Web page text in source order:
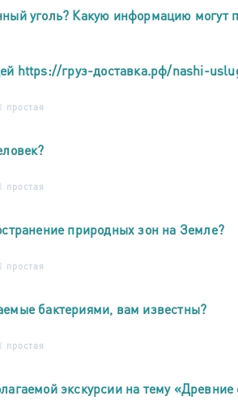
уголь? Какую информацию могут
https://груз-доставка.рф/nashi-
простая
простая
природных зон на Земле?
простая
бактериями, вам известны?
простая
экскурсии на тему